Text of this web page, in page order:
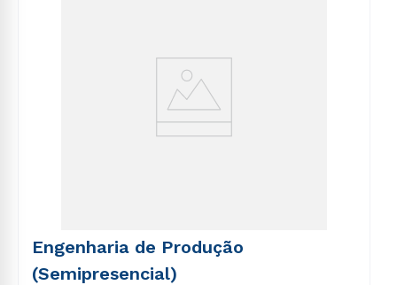
Engenharia de Produção
(Semipresencial)